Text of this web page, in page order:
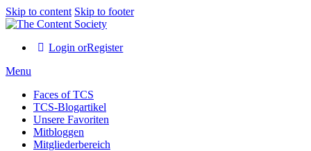
Skip to content Skip to footer
Login orRegister
Menu
Faces of TCS
TCS-Blogartikel
Unsere Favoriten
Mitbloggen
Mitgliederbereich